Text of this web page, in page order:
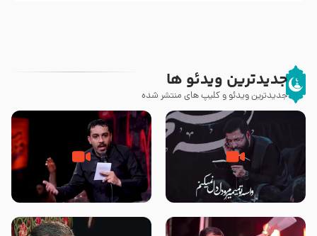
جدیدترین ویدئو ها
جدیدترین ویدئو و کلیپ های منتشر شده
مصداق کربلا – حاج حسین سیب
سرخی
شور ، حسینا! به‌ حق زهرا «أُنْظُرْ
إِلَینا» – عزاداری شب هفتم ماه